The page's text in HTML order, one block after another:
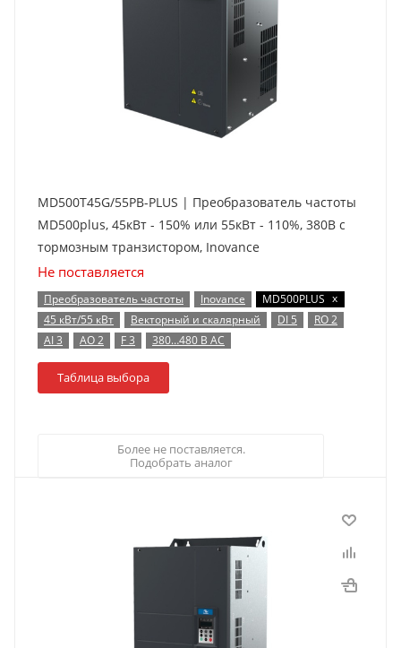
MD500T45G/55PB-PLUS | Преобразователь частоты
MD500plus, 45кВт - 150% или 55кВт - 110%, 380В с
тормозным транзистором, Inovance
Не поставляется
Преобразователь частоты Inovance MD500PLUS x
45 кВт/55 кВт
Векторный и скалярный DI 5
RO 2
AI 3
AO 2 F 3 380…480 В AC
Таблица выбора
Более не поставляется.
Подобрать аналог